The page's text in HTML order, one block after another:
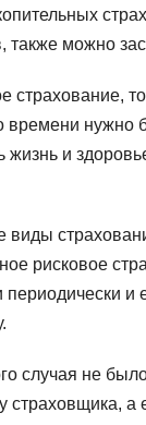
можно
страхование,
времени нужно
жизнь и
рисковое
и
случая не
страховщика, а